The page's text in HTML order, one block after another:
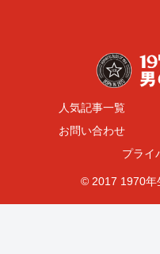
人気記事一覧
お問い合わせ
プライ
© 2017 1970年